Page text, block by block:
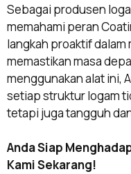
Sebagai produsen
memahami peran
langkah proaktif
memastikan masa
menggunakan alat ini,
setiap struktur logam
tetapi juga tangguh
Anda Siap
Kami Sekarang!